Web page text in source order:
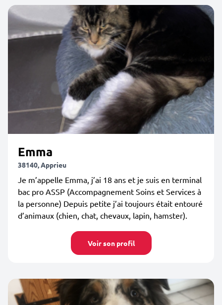
Emma
38140, Apprieu
Je m’appelle Emma, j’ai 18 ans et je suis en terminal
bac pro ASSP (Accompagnement Soins et Services à
la personne) Depuis petite j’ai toujours était entouré
d’animaux (chien, chat, chevaux, lapin, hamster).
Voir son profil